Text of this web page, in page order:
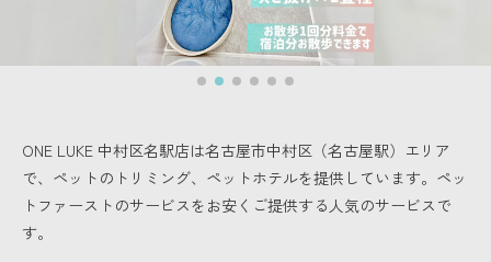
ONE LUKE 中村区名駅店は名古屋市中村区（名古屋駅）エリア
で、 ペットのトリミング、ペットホテルを提供しています。 ペッ
トファーストのサービスをお安くご提供する人気のサービスで
す。